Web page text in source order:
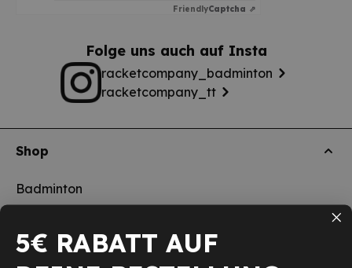
FriendlyCaptcha ⇗
Folge uns auch auf Insta
racketcompany_badminton
racketcompany_tt
Shop
Badminton
Squash
5€ RABATT AUF